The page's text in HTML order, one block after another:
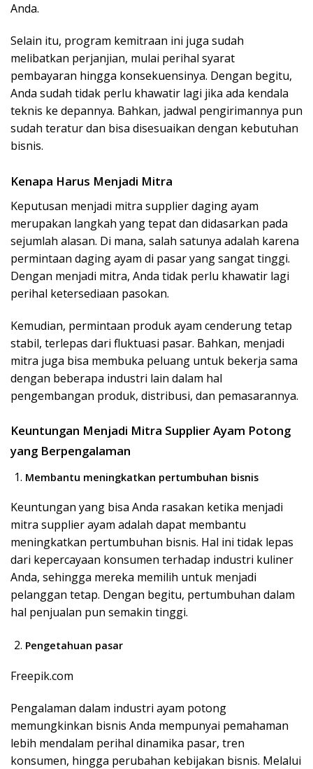
Anda.
Selain itu, program kemitraan ini juga sudah
melibatkan perjanjian, mulai perihal syarat
pembayaran hingga konsekuensinya. Dengan begitu,
Anda sudah tidak perlu khawatir lagi jika ada kendala
teknis ke depannya. Bahkan, jadwal pengirimannya pun
sudah teratur dan bisa disesuaikan dengan kebutuhan
bisnis.
Kenapa Harus Menjadi Mitra
Keputusan menjadi mitra supplier daging ayam
merupakan langkah yang tepat dan didasarkan pada
sejumlah alasan. Di mana, salah satunya adalah karena
permintaan daging ayam di pasar yang sangat tinggi.
Dengan menjadi mitra, Anda tidak perlu khawatir lagi
perihal ketersediaan pasokan.
Kemudian, permintaan produk ayam cenderung tetap
stabil, terlepas dari fluktuasi pasar. Bahkan, menjadi
mitra juga bisa membuka peluang untuk bekerja sama
dengan beberapa industri lain dalam hal
pengembangan produk, distribusi, dan pemasarannya.
Keuntungan Menjadi Mitra Supplier Ayam Potong
yang Berpengalaman
Membantu meningkatkan pertumbuhan bisnis
Keuntungan yang bisa Anda rasakan ketika menjadi
mitra supplier ayam adalah dapat membantu
meningkatkan pertumbuhan bisnis. Hal ini tidak lepas
dari kepercayaan konsumen terhadap industri kuliner
Anda, sehingga mereka memilih untuk menjadi
pelanggan tetap. Dengan begitu, pertumbuhan dalam
hal penjualan pun semakin tinggi.
Pengetahuan pasar
Freepik.com
Pengalaman dalam industri ayam potong
memungkinkan bisnis Anda mempunyai pemahaman
lebih mendalam perihal dinamika pasar, tren
konsumen, hingga perubahan kebijakan bisnis. Melalui